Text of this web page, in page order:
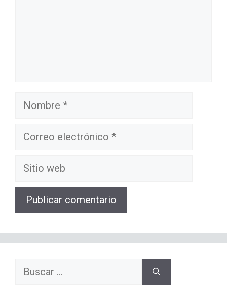
Nombre
Correo
Sitio
Buscar: